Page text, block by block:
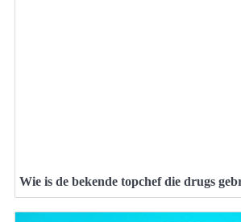
Wie is de bekende topchef die drugs